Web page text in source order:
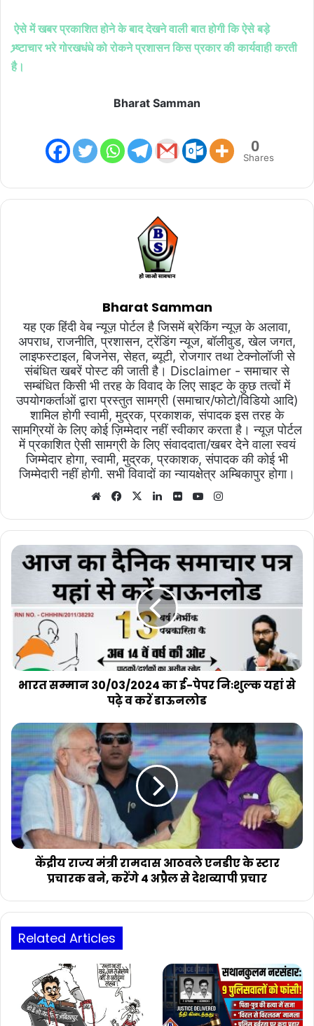
ऐसे में खबर प्रकाशित होने के बाद देखने वाली बात होगी कि ऐसे बड़े
भ्र्ष्टाचार भरे गोरखधंधे को रोकने प्रशासन किस प्रकार की कार्यवाही करती
है।
Bharat Samman
0
Shares
Bharat Samman
यह एक हिंदी वेब न्यूज़ पोर्टल है जिसमें ब्रेकिंग न्यूज़ के अलावा,
अपराध, राजनीति, प्रशासन, ट्रेंडिंग न्यूज, बॉलीवुड, खेल जगत,
लाइफस्टाइल, बिजनेस, सेहत, ब्यूटी, रोजगार तथा टेक्नोलॉजी से
संबंधित खबरें पोस्ट की जाती है। Disclaimer - समाचार से
सम्बंधित किसी भी तरह के विवाद के लिए साइट के कुछ तत्वों में
उपयोगकर्ताओं द्वारा प्रस्तुत सामग्री (समाचार/फोटो/विडियो आदि)
शामिल होगी स्वामी, मुद्रक, प्रकाशक, संपादक इस तरह के
सामग्रियों के लिए कोई ज़िम्मेदार नहीं स्वीकार करता है। न्यूज़ पोर्टल
में प्रकाशित ऐसी सामग्री के लिए संवाददाता/खबर देने वाला स्वयं
जिम्मेदार होगा, स्वामी, मुद्रक, प्रकाशक, संपादक की कोई भी
जिम्मेदारी नहीं होगी. सभी विवादों का न्यायक्षेत्र अम्बिकापुर होगा।
WebsiteFacebook
X LinkedIn
Flickr YouTube
भारत
सम्मान
30/03/2024
ई-
निःशुल्क
यहां
से
पढ़े
डाऊनलोड
भारत सम्मान 30/03/2024 का ई-पेपर निःशुल्क यहां से
पढ़े व करें डाऊनलोड
केंद्रीय
राज्य
मंत्री
रामदास
आठवले
एनडीए
के
स्टार
प्रचारक
अप्रैल
देशव्यापी
प्रचार
केंद्रीय राज्य मंत्री रामदास आठवले एनडीए के स्टार
प्रचारक बने, करेंगे 4 अप्रैल से देशव्यापी प्रचार
Related Articles